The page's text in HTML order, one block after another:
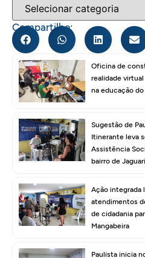
Compartilhe:
Oficina de
realidade
na educação
Sugestão de
Itinerante leva
Assistência
bairro de
Ação integrada
atendimentos
de cidadania
Mangabeira
Paulista inicia